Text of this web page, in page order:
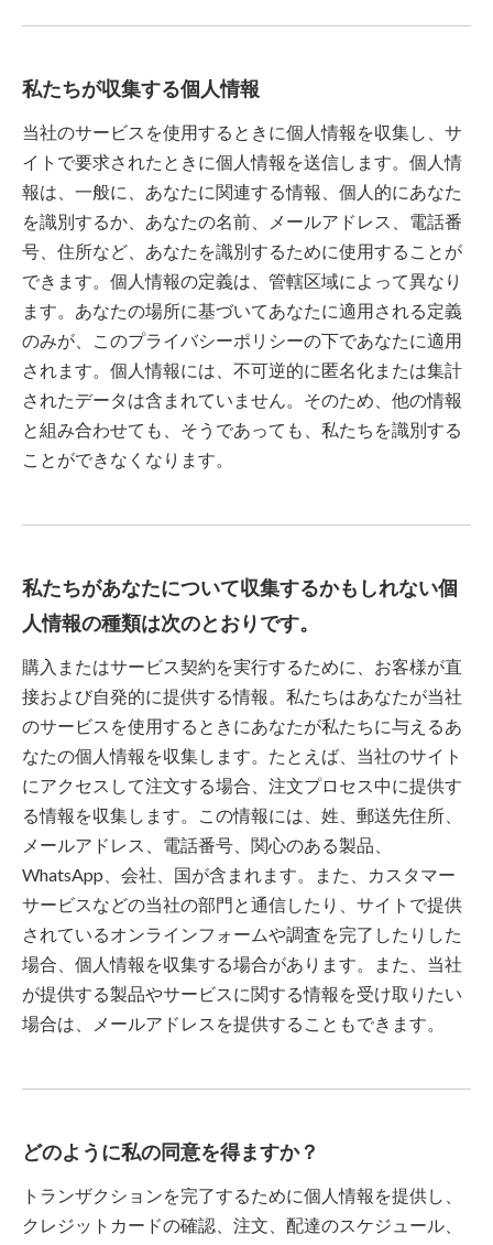
私たちが収集する個人情報
当社のサービスを使用するときに個人情報を収集し、サ
イトで要求されたときに個人情報を送信します。個人情
報は、一般に、あなたに関連する情報、個人的にあなた
を識別するか、あなたの名前、メールアドレス、電話番
号、住所など、あなたを識別するために使用することが
できます。個人情報の定義は、管轄区域によって異なり
ます。あなたの場所に基づいてあなたに適用される定義
のみが、このプライバシーポリシーの下であなたに適用
されます。個人情報には、不可逆的に匿名化または集計
されたデータは含まれていません。そのため、他の情報
と組み合わせても、そうであっても、私たちを識別する
ことができなくなります。
私たちがあなたについて収集するかもしれない個
人情報の種類は次のとおりです。
購入またはサービス契約を実行するために、お客様が直
接および自発的に提供する情報。私たちはあなたが当社
のサービスを使用するときにあなたが私たちに与えるあ
なたの個人情報を収集します。たとえば、当社のサイト
にアクセスして注文する場合、注文プロセス中に提供す
る情報を収集します。この情報には、姓、郵送先住所、
メールアドレス、電話番号、関心のある製品、
WhatsApp、会社、国が含まれます。また、カスタマー
サービスなどの当社の部門と通信したり、サイトで提供
されているオンラインフォームや調査を完了したりした
場合、個人情報を収集する場合があります。また、当社
が提供する製品やサービスに関する情報を受け取りたい
場合は、メールアドレスを提供することもできます。
どのように私の同意を得ますか？
トランザクションを完了するために個人情報を提供し、
クレジットカードの確認、注文、配達のスケジュール、